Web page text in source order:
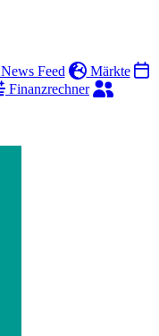
News Feed
Märkte
Finanzrechner